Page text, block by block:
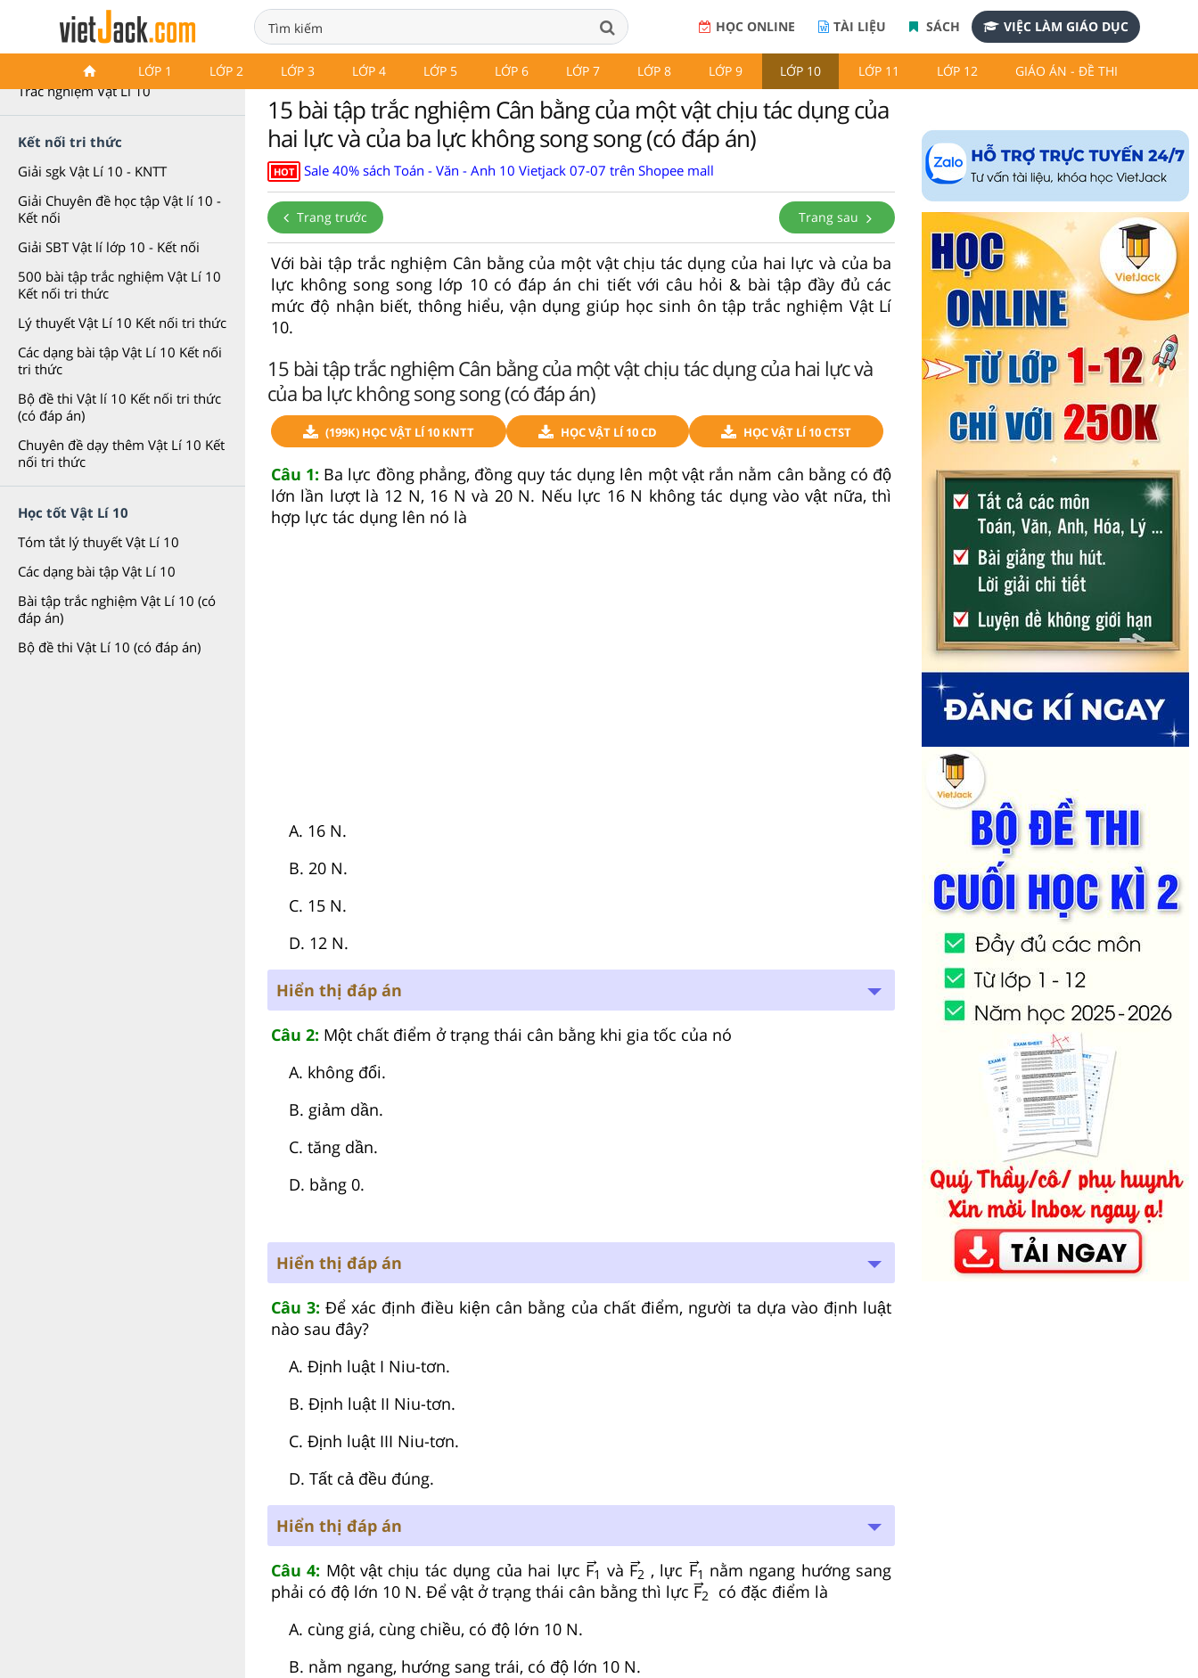
HỌC ONLINE TÀI LIỆU SÁCH VIỆC LÀM GIÁO DỤC
LỚP 1 LỚP 2 LỚP 3 LỚP 4 LỚP 5 LỚP 6 LỚP 7 LỚP 8 LỚP 9 LỚP 10 LỚP 11 LỚP 12 GIÁO ÁN - ĐỀ THI
Bài tập trắc nghiệm Vật Lí 10
Trắc nghiệm Vật Lí 10
Kết nối tri thức
Giải sgk Vật Lí 10 - KNTT
Giải Chuyên đề học tập Vật lí 10 -
Kết nối
Giải SBT Vật lí lớp 10 - Kết nối
500 bài tập trắc nghiệm Vật Lí 10
Kết nối tri thức
Lý thuyết Vật Lí 10 Kết nối tri thức
Các dạng bài tập Vật Lí 10 Kết nối
tri thức
Bộ đề thi Vật lí 10 Kết nối tri thức
(có đáp án)
Chuyên đề dạy thêm Vật Lí 10 Kết
nối tri thức
Học tốt Vật Lí 10
Tóm tắt lý thuyết Vật Lí 10
Các dạng bài tập Vật Lí 10
Bài tập trắc nghiệm Vật Lí 10 (có
đáp án)
Bộ đề thi Vật Lí 10 (có đáp án)
15 bài tập trắc nghiệm Cân bằng của một vật chịu tác dụng của
hai lực và của ba lực không song song (có đáp án)
HOT Sale 40% sách Toán - Văn - Anh 10 Vietjack 07-07 trên Shopee mall
Trang trước Trang sau
Với bài tập trắc nghiệm Cân bằng của một vật chịu tác dụng của hai lực và của ba
lực không song song lớp 10 có đáp án chi tiết với câu hỏi & bài tập đầy đủ các
mức độ nhận biết, thông hiểu, vận dụng giúp học sinh ôn tập trắc nghiệm Vật Lí
10.
15 bài tập trắc nghiệm Cân bằng của một vật chịu tác dụng của hai lực và
của ba lực không song song (có đáp án)
(199K) HỌC VẬT LÍ 10 KNTT HỌC VẬT LÍ 10 CD HỌC VẬT LÍ 10 CTST
Câu 1: Ba lực đồng phẳng, đồng quy tác dụng lên một vật rắn nằm cân bằng có độ
lớn lần lượt là 12 N, 16 N và 20 N. Nếu lực 16 N không tác dụng vào vật nữa, thì
hợp lực tác dụng lên nó là
A. 16 N.
B. 20 N.
C. 15 N.
D. 12 N.
Hiển thị đáp án
Câu 2: Một chất điểm ở trạng thái cân bằng khi gia tốc của nó
A. không đổi.
B. giảm dần.
C. tăng dần.
D. bằng 0.
Hiển thị đáp án
Câu 3: Để xác định điều kiện cân bằng của chất điểm, người ta dựa vào định luật
nào sau đây?
A. Định luật I Niu-tơn.
B. Định luật II Niu-tơn.
C. Định luật III Niu-tơn.
D. Tất cả đều đúng.
Hiển thị đáp án
Câu 4: Một vật chịu tác dụng của hai lực F1
→
và F2
→
, lực F1
→
nằm ngang hướng sang
phải có độ lớn 10 N. Để vật ở trạng thái cân bằng thì lực F2
→
có đặc điểm là
A. cùng giá, cùng chiều, có độ lớn 10 N.
B. nằm ngang, hướng sang trái, có độ lớn 10 N.